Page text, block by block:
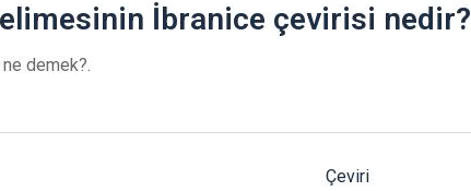
İbranice çevirisi nedir?
ne demek?.
Çeviri